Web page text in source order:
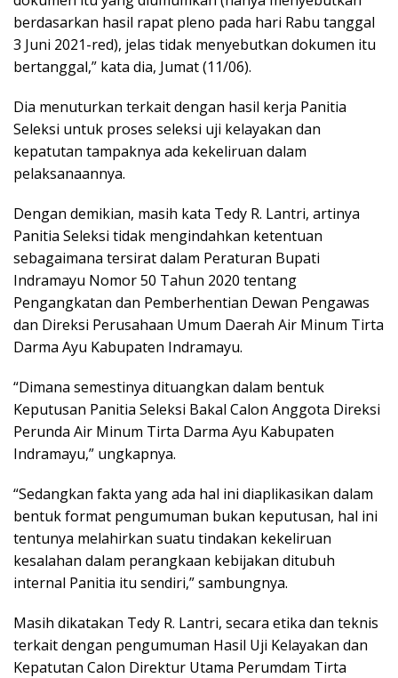
berdasarkan hasil rapat pleno pada hari Rabu tanggal
3 Juni 2021-red), jelas tidak menyebutkan dokumen itu
bertanggal,” kata dia, Jumat (11/06).
Dia menuturkan terkait dengan hasil kerja Panitia
Seleksi untuk proses seleksi uji kelayakan dan
kepatutan tampaknya ada kekeliruan dalam
pelaksanaannya.
Dengan demikian, masih kata Tedy R. Lantri, artinya
Panitia Seleksi tidak mengindahkan ketentuan
sebagaimana tersirat dalam Peraturan Bupati
Indramayu Nomor 50 Tahun 2020 tentang
Pengangkatan dan Pemberhentian Dewan Pengawas
dan Direksi Perusahaan Umum Daerah Air Minum Tirta
Darma Ayu Kabupaten Indramayu.
“Dimana semestinya dituangkan dalam bentuk
Keputusan Panitia Seleksi Bakal Calon Anggota Direksi
Perunda Air Minum Tirta Darma Ayu Kabupaten
Indramayu,” ungkapnya.
“Sedangkan fakta yang ada hal ini diaplikasikan dalam
bentuk format pengumuman bukan keputusan, hal ini
tentunya melahirkan suatu tindakan kekeliruan
kesalahan dalam perangkaan kebijakan ditubuh
internal Panitia itu sendiri,” sambungnya.
Masih dikatakan Tedy R. Lantri, secara etika dan teknis
terkait dengan pengumuman Hasil Uji Kelayakan dan
Kepatutan Calon Direktur Utama Perumdam Tirta